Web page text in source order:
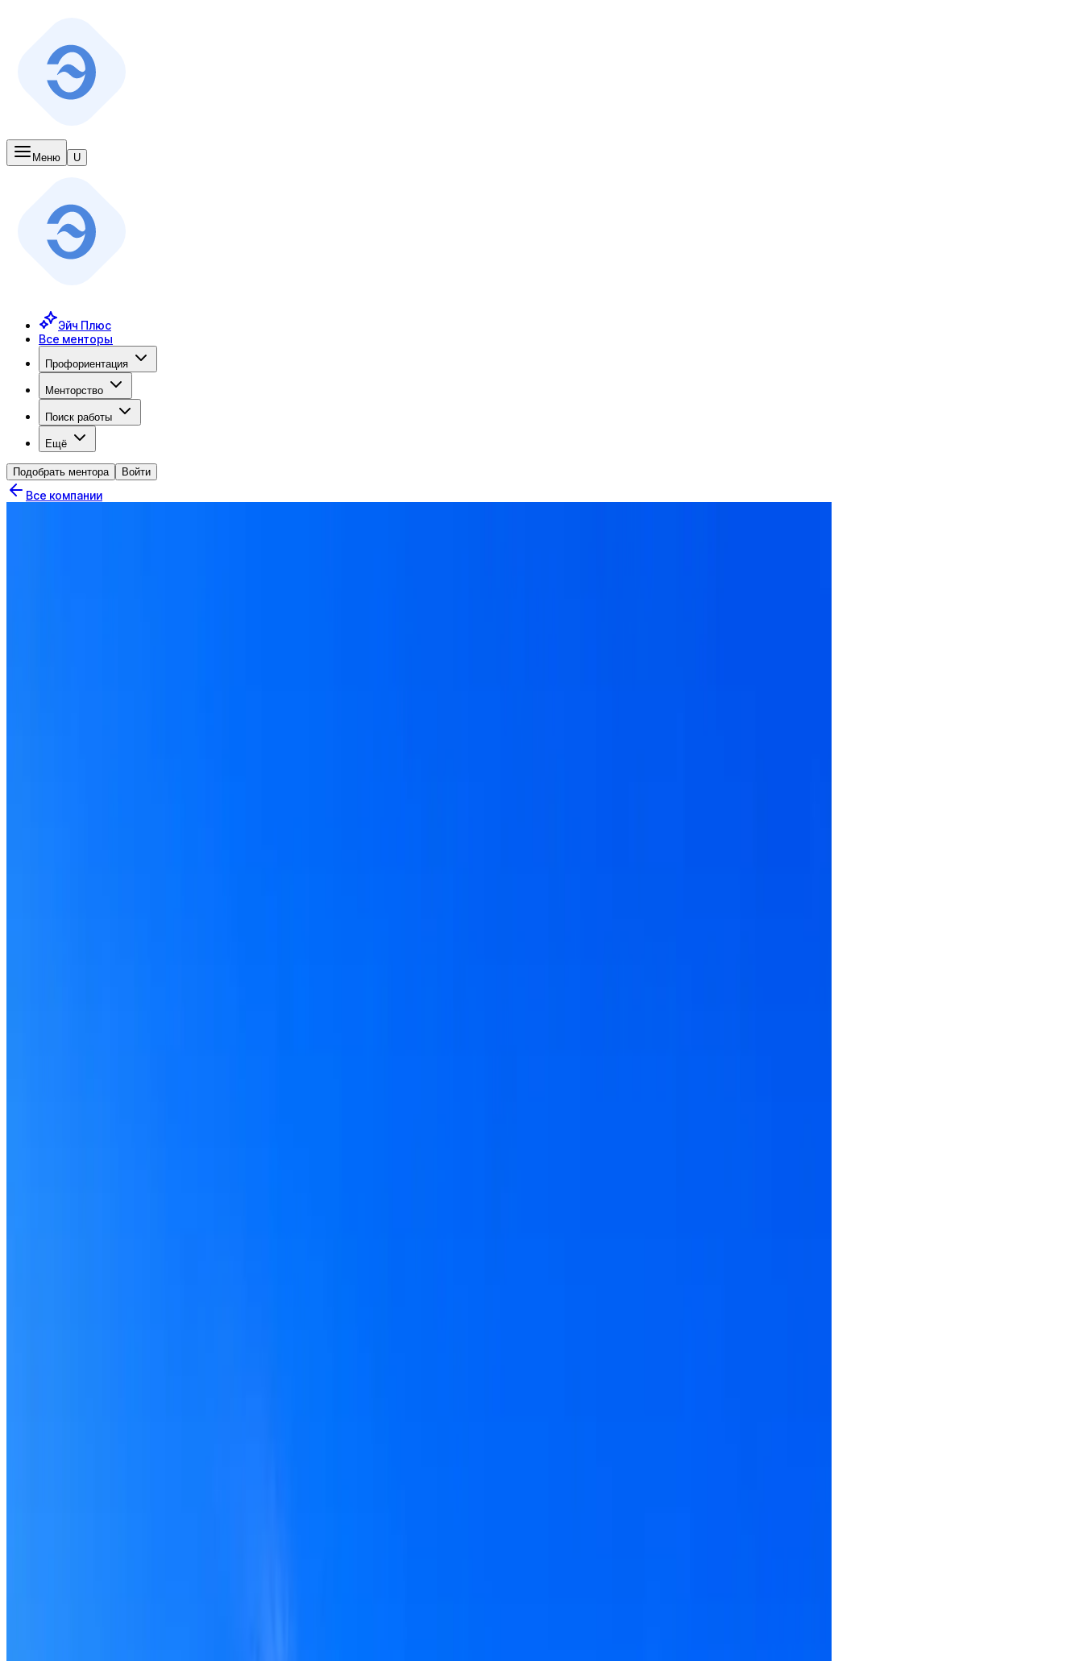
Меню U
Эйч Плюс
Все менторы
Профориентация
Менторство
Поиск работы
Ещё
Подобрать ментора Войти
Все компании